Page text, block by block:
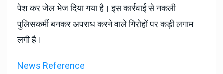
पेश कर जेल भेज दिया गया है। इस कार्रवाई से नकली
पुलिसकर्मी बनकर अपराध करने वाले गिरोहों पर कड़ी लगाम
लगी है।
News Reference